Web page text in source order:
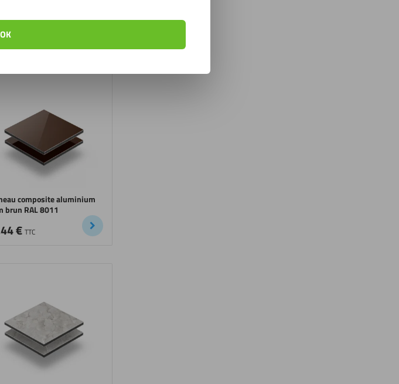
OK
vert RAL 6024
composite aluminium
brun RAL 8011
€ TTC